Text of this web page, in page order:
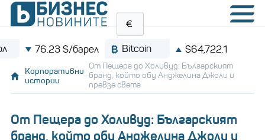
Bitcoin $64,722.1
Корпоративни
истории
От Пещера до Холивуд: Българският
бранд, който обу Анджелина Джоли и
превзе света
От Пещера до Холивуд: Българският
бранд, който обу Анджелина Джоли и